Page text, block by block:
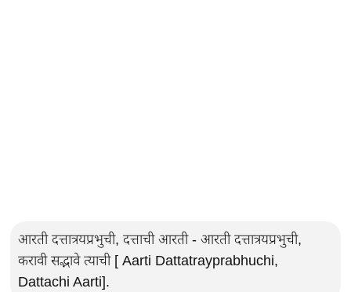
आरती दत्तात्रयप्रभुची, दत्ताची आरती - आरती दत्तात्रयप्रभुची,
करावी सद्भावे त्याची [ Aarti Dattatrayprabhuchi,
Dattachi Aarti].